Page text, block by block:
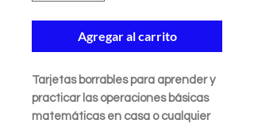
Agregar al carrito
Tarjetas borrablespara aprender y
practicar las operaciones básicas
matemáticas en casa o cualquier